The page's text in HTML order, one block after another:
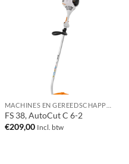
FS 38, AutoCut C 6-2
€209,00 Incl. btw